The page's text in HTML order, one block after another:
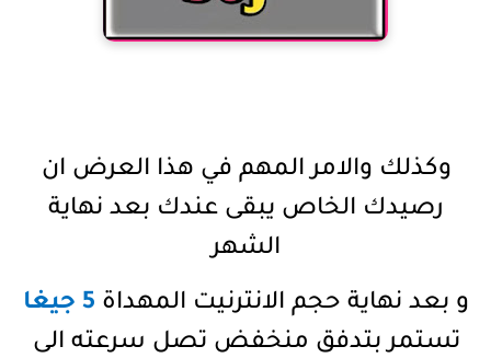
وكذلك والامر المهم في هذا العرض ان
رصيدك الخاص يبقى عندك بعد نهاية
الشهر
و بعد نهاية حجم الانترنيت المهداة 5 جيغا
تستمر بتدفق منخفض تصل سرعته الى